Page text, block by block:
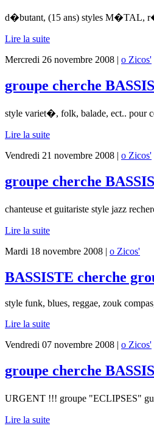
d�butant, (15 ans) styles M�TAL,
Lire la suite
Mercredi 26 novembre 2008 | o Zicos'
groupe cherche
style variet�, folk, balade, ect.. pour
Lire la suite
Vendredi 21 novembre 2008 | o Zicos'
groupe cherche
chanteuse et guitariste style jazz
Lire la suite
Mardi 18 novembre 2008 | o Zicos'
BASSISTE cherche
style funk, blues, reggae, zouk
Lire la suite
Vendredi 07 novembre 2008 | o Zicos'
groupe cherche
URGENT !!! groupe "ECLIPSES"
Lire la suite